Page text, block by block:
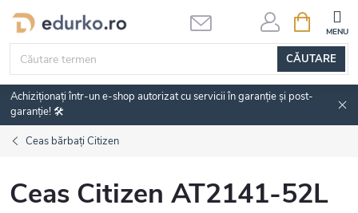
Treci
conținut
CĂUTARE
DE
Achiziționați într-un e-shop autorizat cu servicii în garanție și post-
garanție! 🛠️
Ceas bărbați Citizen
Ceas Citizen AT2141-52L